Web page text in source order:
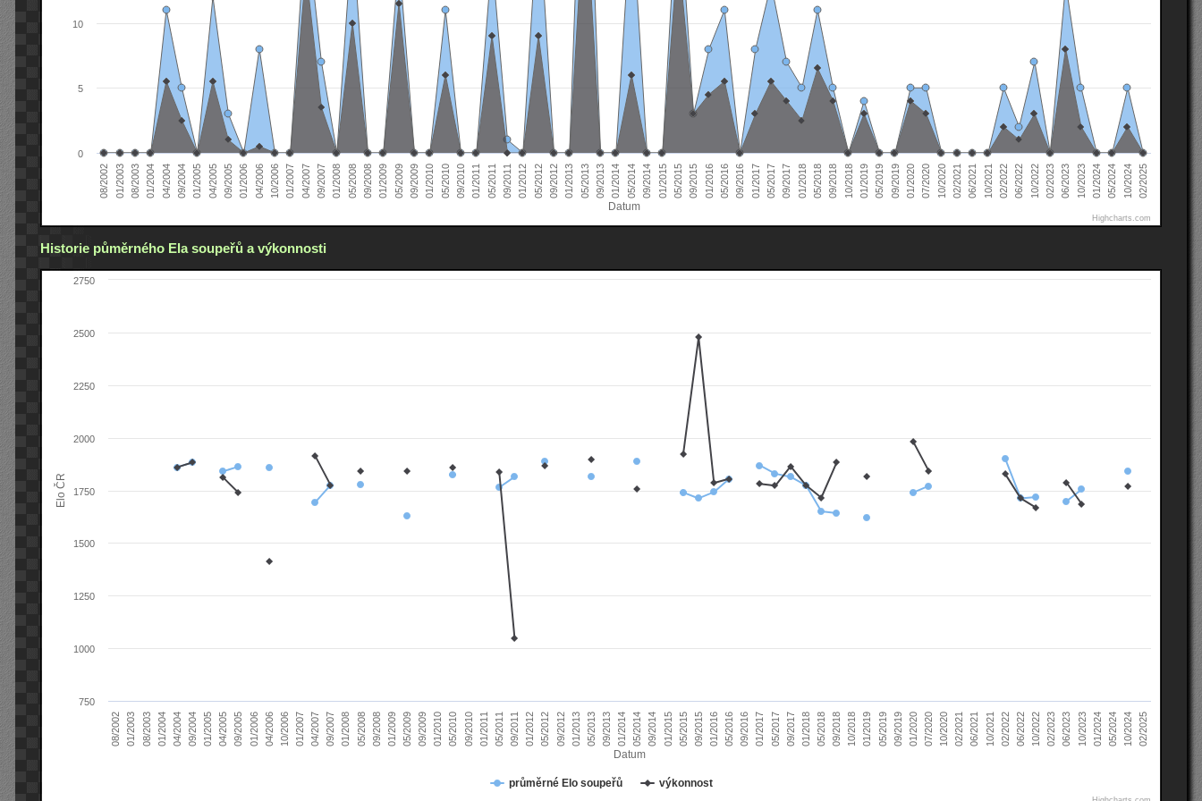
Datum
08/2002 01/2003 08/2003 01/2004 04/2004 09/2004 01/2005 04/2005 09/2005 01/2006 04/2006 10/2006 01/2007 04/2007 09/2007 01/2008 05/2008 09/2008 01/2009 05/2009 09/2009 01/2010 05/2010 09/2010 01/2011 05/2011 09/2011 01/2012 05/2012 09/2012 01/2013 05/2013 09/2013 01/2014 05/2014 09/2014 01/2015 05/2015 09/2015 01/2016 05/2016 09/2016 01/2017 05/2017 09/2017 01/2018 05/2018 09/2018 10/2018 01/2019 05/2019 09/2019 01/2020 07/2020 10/2020 02/2021 06/2021 10/2021 02/2022 06/2022 10/2022 02/2023 06/2023 10/2023 01/2024 05/2024 10/2024 02/2025
0
5
10
Highcharts.com
Historie půměrného Ela soupeřů a výkonnosti
Datum
Elo ČR
průměrné Elo soupeřů výkonnost
08/2002 01/2003 08/2003 01/2004 04/2004 09/2004 01/2005 04/2005 09/2005 01/2006 04/2006 10/2006 01/2007 04/2007 09/2007 01/2008 05/2008 09/2008 01/2009 05/2009 09/2009 01/2010 05/2010 09/2010 01/2011 05/2011 09/2011 01/2012 05/2012 09/2012 01/2013 05/2013 09/2013 01/2014 05/2014 09/2014 01/2015 05/2015 09/2015 01/2016 05/2016 09/2016 01/2017 05/2017 09/2017 01/2018 05/2018 09/2018 10/2018 01/2019 05/2019 09/2019 01/2020 07/2020 10/2020 02/2021 06/2021 10/2021 02/2022 06/2022 10/2022 02/2023 06/2023 10/2023 01/2024 05/2024 10/2024 02/2025
1000
2000
750
1250
1500
1750
2250
2500
2750